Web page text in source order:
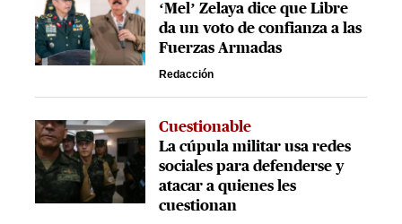
‘Mel’ Zelaya dice que Libre
da un voto de confianza a las
Fuerzas Armadas
Redacción
Cuestionable
La cúpula militar usa redes
sociales para defenderse y
atacar a quienes les
cuestionan